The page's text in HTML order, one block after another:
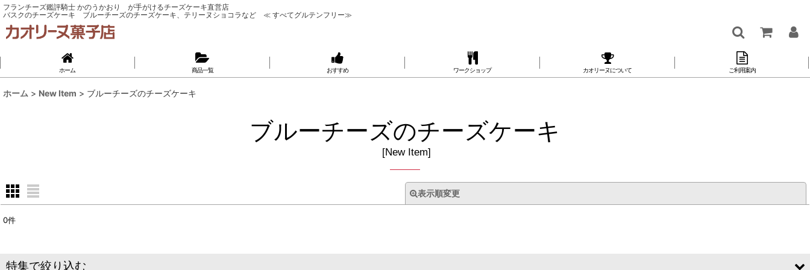
フランチーズ鑑評騎士 かのうかおり が手がけるチーズケーキ直営店
バスクのチーズケーキ ブルーチーズのチーズケーキ、テリーヌショコラなど ≪ すべてグルテンフリー≫
ホーム 商品一覧 おすすめ ワークショップ カオリーヌについて ご利用案内
ホーム > New Item > ブルーチーズのチーズケーキ
ブルーチーズのチーズケーキ
[New Item]
表示順変更
表示数
並び順:
0件
特集で絞り込む